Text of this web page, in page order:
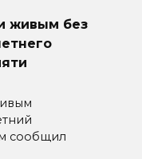
живым без
сообщил